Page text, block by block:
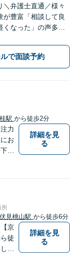
＼弁護士直通／様々
が豊富「相談して良
くなった」の声多
対応いたします。進
告し、不安を感じさ
【休日・夜間面談
ルで面談予約
桂駅 から徒歩2分
力
お
さ
詳細を見
る
所
伏見桃山駅 から徒歩6分
京
徒
て
詳細を見
る